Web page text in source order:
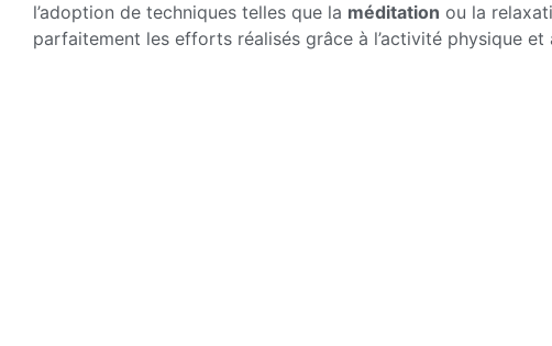
l’adoption de techniques telles que la méditation ou la
parfaitement les efforts réalisés grâce à l’activité physique et